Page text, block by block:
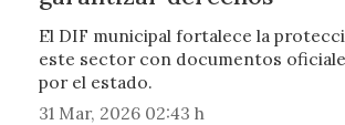
El DIF municipal fortalece la
este sector con documentos
por el estado.
31 Mar, 2026 02:43 h